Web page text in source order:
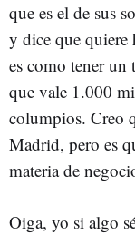
que es el de sus
y dice que quiere
es como tener un
que vale 1.000
columpios. Creo
Madrid, pero es
materia de
Oiga, yo si algo